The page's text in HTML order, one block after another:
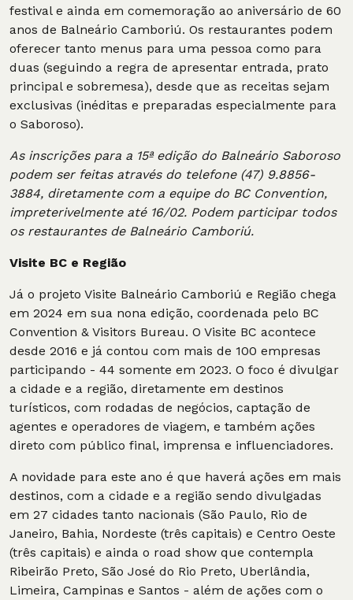
festival e ainda em comemoração ao aniversário de 60
anos de Balneário Camboriú. Os restaurantes podem
oferecer tanto menus para uma pessoa como para
duas (seguindo a regra de apresentar entrada, prato
principal e sobremesa), desde que as receitas sejam
exclusivas (inéditas e preparadas especialmente para
o Saboroso).
As inscrições para a 15ª edição do Balneário Saboroso
podem ser feitas através do telefone (47) 9.8856-
3884, diretamente com a equipe do BC Convention,
impreterivelmente até 16/02. Podem participar todos
os restaurantes de Balneário Camboriú.
Visite BC e Região
Já o projeto Visite Balneário Camboriú e Região chega
em 2024 em sua nona edição, coordenada pelo BC
Convention & Visitors Bureau. O Visite BC acontece
desde 2016 e já contou com mais de 100 empresas
participando - 44 somente em 2023. O foco é divulgar
a cidade e a região, diretamente em destinos
turísticos, com rodadas de negócios, captação de
agentes e operadores de viagem, e também ações
direto com público final, imprensa e influenciadores.
A novidade para este ano é que haverá ações em mais
destinos, com a cidade e a região sendo divulgadas
em 27 cidades tanto nacionais (São Paulo, Rio de
Janeiro, Bahia, Nordeste (três capitais) e Centro Oeste
(três capitais) e ainda o road show que contempla
Ribeirão Preto, São José do Rio Preto, Uberlândia,
Limeira, Campinas e Santos - além de ações com o